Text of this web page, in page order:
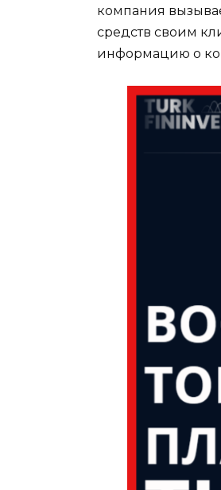
компания
средств своим
информацию о